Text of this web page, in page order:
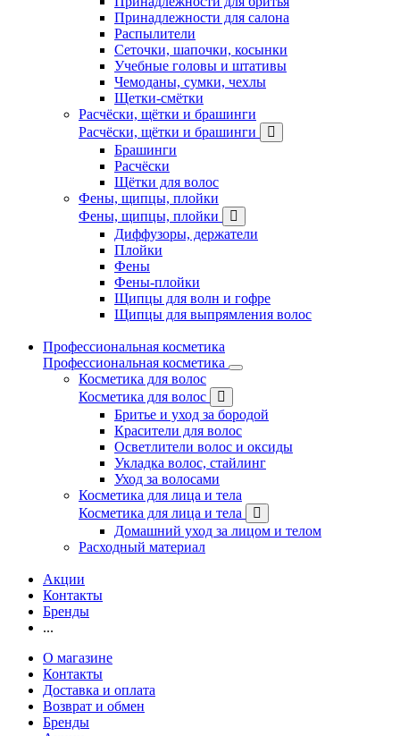
Принадлежности для салона
Распылители
Сеточки, шапочки, косынки
Учебные головы и штативы
Чемоданы, сумки, чехлы
Щетки-смётки
Расчёски, щётки и брашинги
Расчёски, щётки и брашинги
Брашинги
Расчёски
Щётки для волос
Фены, щипцы, плойки
Фены, щипцы, плойки
Диффузоры, держатели
Плойки
Фены
Фены-плойки
Щипцы для волн и гофре
Щипцы для выпрямления волос
Профессиональная косметика
Профессиональная косметика
Косметика для волос
Косметика для волос
Бритье и уход за бородой
Красители для волос
Осветлители волос и оксиды
Укладка волос, стайлинг
Уход за волосами
Косметика для лица и тела
Косметика для лица и тела
Домашний уход за лицом и телом
Расходный материал
Акции
Контакты
Бренды
...
О магазине
Контакты
Доставка и оплата
Возврат и обмен
Бренды